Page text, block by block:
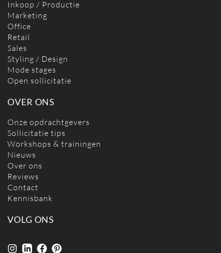
Inkoop / Productie
Marketing
Office
Retail
Sales
Styling / Design
Mode stages
Open sollicitatie
OVER ONS
Onze opdrachtgevers
Sollicitatie tips
Workshops & trainingen
Nieuws
Over ons
Reviews
Contact
Kennisbank
VOLG ONS